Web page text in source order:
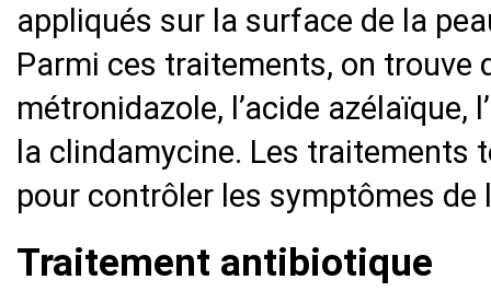
appliqués sur la surface de la
Parmi ces traitements, on trouve
métronidazole, l’acide azélaïque,
la clindamycine. Les traitements
pour contrôler les symptômes de
Traitement antibiotique